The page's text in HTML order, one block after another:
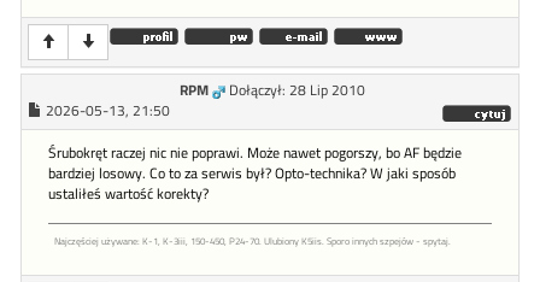
RPM
Dołączył: 28 Lip 2010
2026-05-13, 21:50
Śrubokręt raczej nic nie poprawi. Może nawet pogorszy, bo AF będzie
bardziej losowy. Co to za serwis był? Opto-technika? W jaki sposób
ustaliłeś wartość korekty?
Najczęściej używane: K-1, K-3iii, 150-450, P24-70. Ulubiony K5iis. Sporo innych szpejów - spytaj.